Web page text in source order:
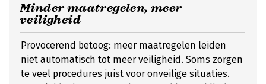
Minder maatregelen, meer
veiligheid
Provocerend betoog: meer maatregelen leiden
niet automatisch tot meer veiligheid. Soms zorgen
te veel procedures juist voor onveilige situaties.